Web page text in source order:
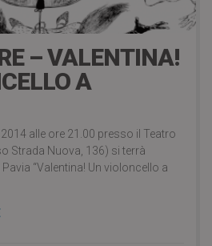
– VALENTINA!
A
alle ore 21.00 presso il Teatro
Strada Nuova, 136) si terrà
“Valentina! Un violoncello a